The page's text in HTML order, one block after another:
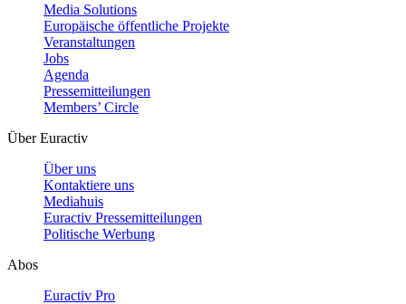
Media Solutions
Europäische öffentliche Projekte
Veranstaltungen
Jobs
Agenda
Pressemitteilungen
Members’ Circle
Über Euractiv
Über uns
Kontaktiere uns
Mediahuis
Euractiv Pressemitteilungen
Politische Werbung
Abos
Euractiv Pro